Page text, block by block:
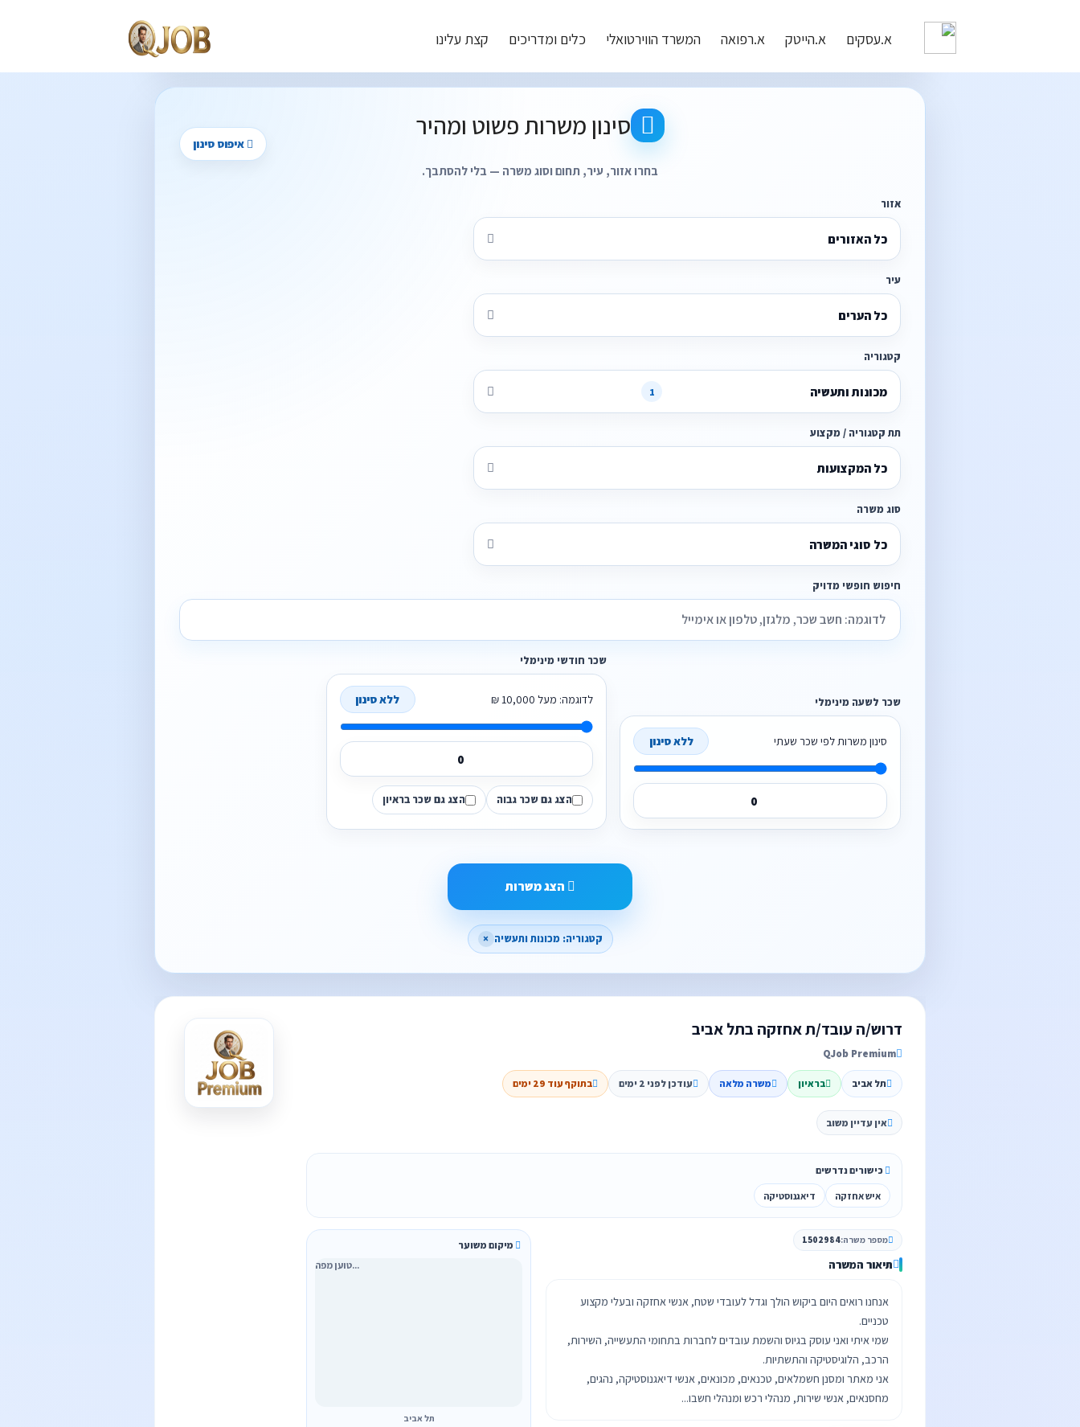
א.עסקים א.הייטק א.רפואה המשרד הווירטואלי כלים ומדריכים קצת עלינו
תוצאות חיפוש משרות עבור - קטגוריות: מכונות ותעשיה
סינון משרות פשוט ומהיר
בחרו אזור, עיר, תחום וסוג משרה — בלי להסתבך.
איפוס סינון
אזור
כל האזורים
עיר
כל הערים
קטגוריה
מכונות ותעשיה 1
תת קטגוריה / מקצוע
כל המקצועות
סוג משרה
כל סוגי המשרה
חיפוש חופשי מדויק
שכר לשעה מינימלי
סינון משרות לפי שכר שעתי ללא סינון
שכר חודשי מינימלי
לדוגמה: מעל 10,000 ₪ ללא סינון
הצג גם שכר גבוה הצג גם שכר בראיון
הצג משרות
קטגוריה: מכונות ותעשיה ×
דרוש/ה עובד/ת אחזקה בתל אביב
QJob Premium
תל אביב בראיון משרה מלאה עודכן לפני 2 ימים בתוקף עוד 29 ימים
אין עדיין משוב
כישורים נדרשים
איש אחזקה דיאגנוסטיקה
מספר משרה:1502984
תיאור המשרה
אנחנו רואים היום ביקוש הולך וגדל לעובדי שטח, אנשי אחזקה ובעלי מקצוע
שמי איתי ואני עוסק בגיוס והשמת עובדים לחברות בתחומי התעשייה, השירות,
אני מאתר ומסנן חשמלאים, טכנאים, מכונאים, אנשי דיאגנוסטיקה, נהגים,
מחסנאים, אנשי שירות, מנהלי רכש ומנהלי חשבו...
מיקום משוער
טוען מפה...
תל אביב